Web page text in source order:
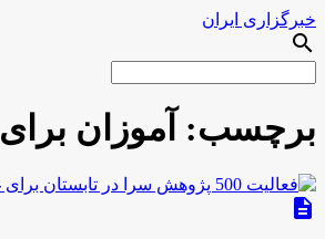
خبرگزاری ایران
search
برچسب: آموزان برای
description